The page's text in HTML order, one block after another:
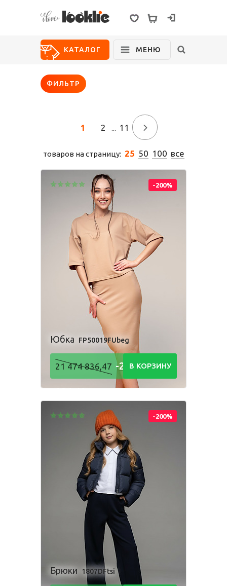
КАТАЛОГ МЕНЮ
О нас
Возврат
Размерный
ряд
Состав
полотен
Где покупают
Looklie
Посмотри, как
производится
наша одежда
Новинки
Для девочек
Брюки
Комбинезон Костюм Пижама
Рубашка Толстовка
Фартук школьный Шорты
Для мальчиков
Брюки Комбинезон Костюм
Пижама
Рубашка Толстовка Шорты
Одежда для взрослых
Боди Брюки
Костюм
Толстовка
Шорты
ФИЛЬТР
1 2 ... 11 →
товаров на страницу: 25 50 100 все
-200%
Юбка FP50019FUbeg
21 474 836,47 -21 474
836,48Р
В КОРЗИНУ
-200%
Брюки 1807DFtsi